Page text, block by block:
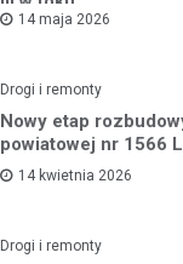
14 maja 2026
Drogi i remonty
Nowy etap
powiatowej nr 1566
14 kwietnia 2026
Drogi i remonty